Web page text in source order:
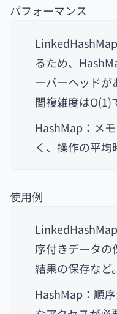
パフォーマンス
るため、
ーバーヘッドが
間複雑度はO(1)
HashMap：メ
く、操作の平均
使用例
序付きデータの
結果の保存など。
HashMap：順